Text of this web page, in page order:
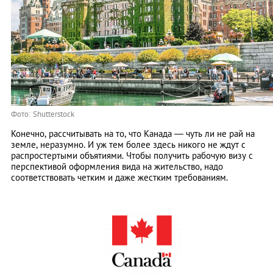
Фото: Shutterstock
Конечно, рассчитывать на то, что Канада ― чуть ли не рай на
земле, неразумно. И уж тем более здесь никого не ждут с
распростертыми объятиями. Чтобы получить рабочую визу с
перспективой оформления вида на жительство, надо
соответствовать четким и даже жестким требованиям.